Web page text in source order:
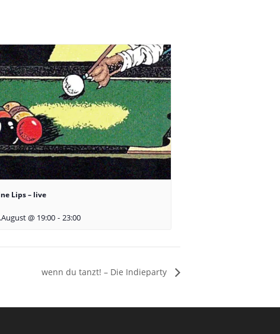
Lips – live
@ 19:00 - 23:00
wenn du tanzt! – Die Indieparty